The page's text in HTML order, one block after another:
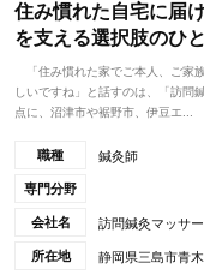
住み慣れた自宅に届
を支える選択肢のひ
「住み慣れた家でご本人、ご家
しいですね」と話すのは、「訪問
点に、沼津市や裾野市、伊豆エ...
職種 鍼灸師
専門分野
会社名 訪問鍼灸マッサ
所在地 静岡県三島市青